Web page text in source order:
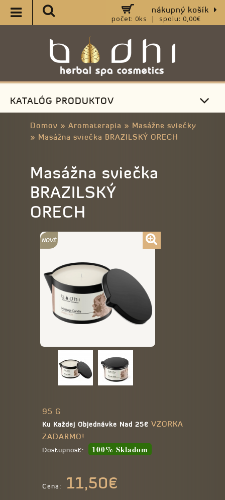
nákupný košík
počet: 0ks | spolu: 0,00€
KATALÓG PRODUKTOV
Domov » Aromaterapia » Masážne sviečky
» Masážna sviečka BRAZILSKÝ ORECH
Masážna sviečka
BRAZILSKÝ
ORECH
95 G
Ku Každej Objednávke Nad 25€ VZORKA
ZADARMO!
Dostupnosť: 100% Skladom
Cena: 11,50€